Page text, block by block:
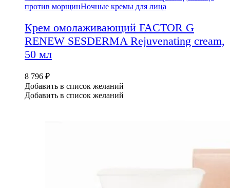
против морщинНочные кремы для лица
Крем омолаживающий FACTOR G
RENEW SESDERMA Rejuvenating cream,
50 мл
8 796 ₽
Добавить в список желаний
Добавить в список желаний